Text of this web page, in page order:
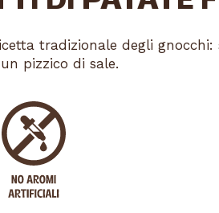
tradizionale degli gnocchi:
pizzico di sale.